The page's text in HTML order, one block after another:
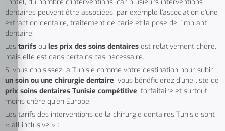
dentaires peuvent être associées, par exemple l’association d’une
extraction dentaire, traitement de carie et la pose de l’implant
dentaire.
Les tarifs ou les prix des soins dentaires est relativement chère,
mais elle est dans certains cas nécessaire.
Si vous choisissez la Tunisie comme votre destination pour subir
un soin ou une chirurgie dentaire, vous bénéficierez d’une liste de
prix soins dentaires Tunisie compétitive, forfaitaire et surtout
moins chère qu’en Europe.
Les tarifs des interventions de la chirurgie dentaires Tunisie sont
« all inclusive » :